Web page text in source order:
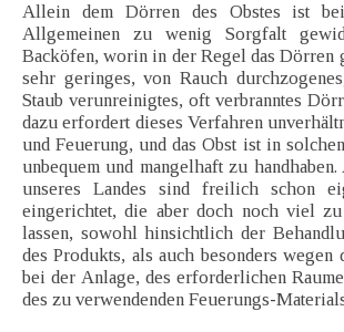
Allein dem Dörren des Obstes ist
Allgemeinen zu wenig Sorgfalt
Backöfen, worin in der Regel das Dörren
sehr geringes, von Rauch
Staub verunreinigtes, oft verbranntes
dazu erfordert dieses Verfahren
und Feuerung, und das Obst ist in
unbequem und mangelhaft zu
unseres Landes sind freilich schon
eingerichtet, die aber doch noch viel
lassen, sowohl hinsichtlich der
des Produkts, als auch besonders wegen
bei der Anlage, des erforderlichen
des zu verwendenden Feuerungs-